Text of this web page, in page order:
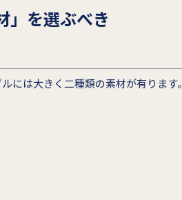
」を選ぶべき
には大きく二種類の素材が有ります。